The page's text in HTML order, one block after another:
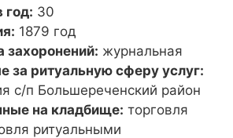
год: 30
1879 год
захоронений: журнальная
за ритуальную сферу услуг:
с/п Большереченский район
на кладбище: торговля
ритуальными